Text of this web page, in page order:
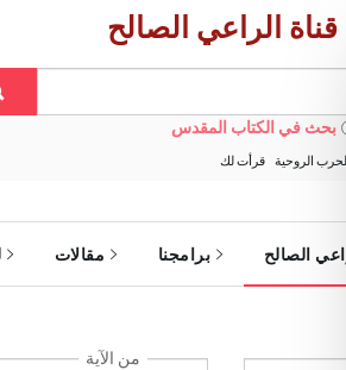
قناة الراعي الصالح
بحث في الكتاب المقدس
الروحية قرأت لك
الصالح برامجنا مقالات
من الآية